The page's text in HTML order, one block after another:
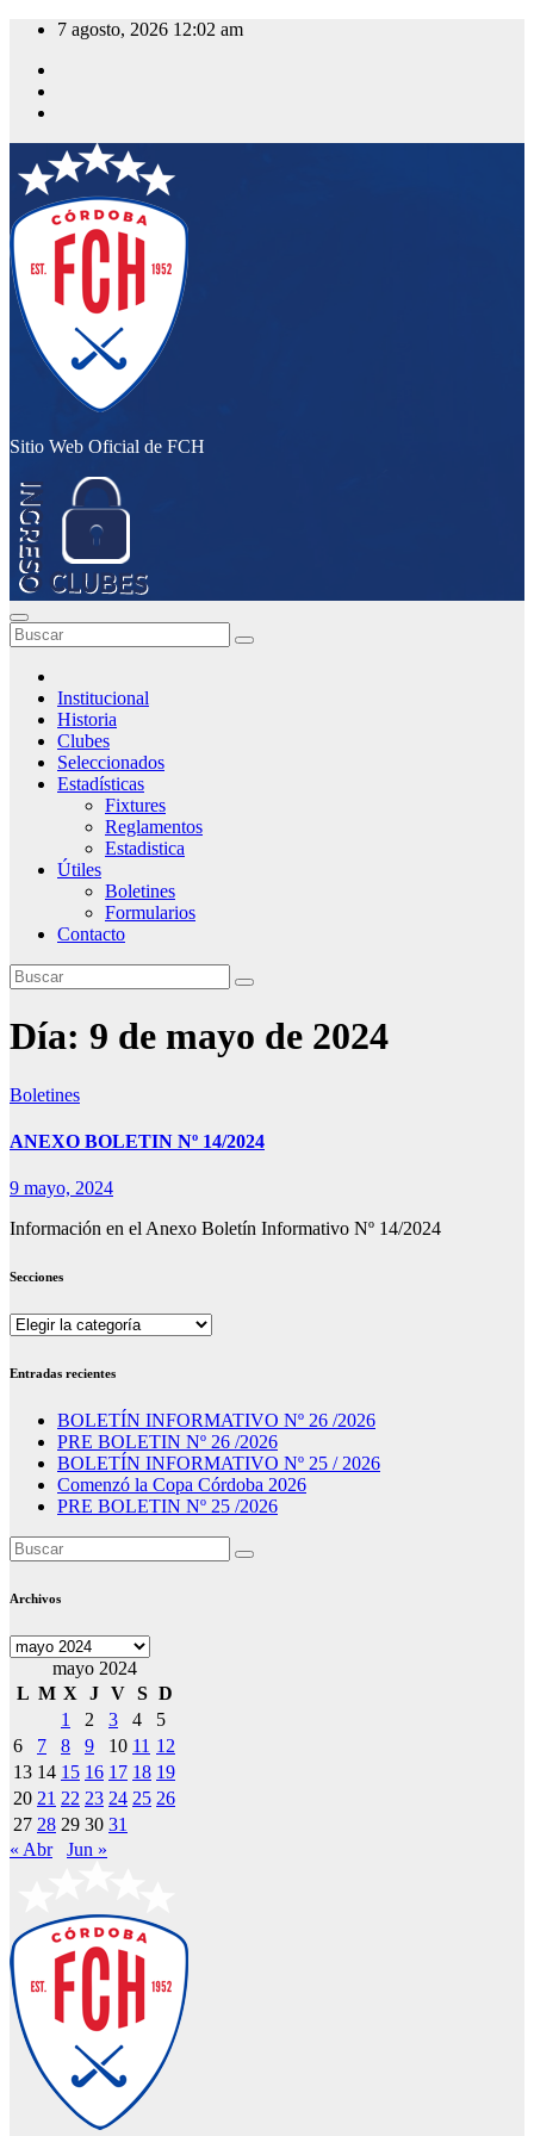
Saltar
contenido
7 agosto, 2026 12:02 am
Sitio Web Oficial de FCH
Institucional
Historia
Clubes
Seleccionados
Estadísticas
Fixtures
Reglamentos
Estadistica
Útiles
Boletines
Formularios
Contacto
Día: 9 de mayo de 2024
Boletines
ANEXO BOLETIN Nº 14/2024
9 mayo, 2024
Información en el Anexo Boletín Informativo Nº 14/2024
Secciones
Secciones
Entradas recientes
BOLETÍN INFORMATIVO Nº 26 /2026
PRE BOLETIN Nº 26 /2026
BOLETÍN INFORMATIVO Nº 25 / 2026
Comenzó la Copa Córdoba 2026
PRE BOLETIN Nº 25 /2026
Archivos
Archivos
mayo 2024
L M X J V S D
1
2 3 4
5
6
7 8 9 10 11 12
13 14 15 16 17 18 19
20 21 22 23 24 25 26
27 28 29 30 31
« Abr
Jun »